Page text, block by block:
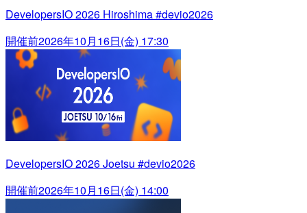
DevelopersIO 2026 Hiroshima #devio2026
開催前2026年10月16日(金) 17:30
DevelopersIO 2026 Joetsu #devio2026
開催前2026年10月16日(金) 14:00